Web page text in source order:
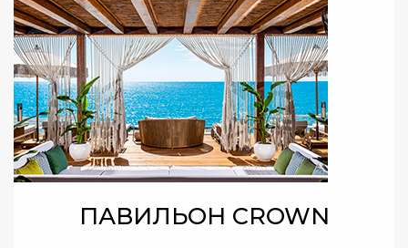
ПАВИЛЬОН CROWN